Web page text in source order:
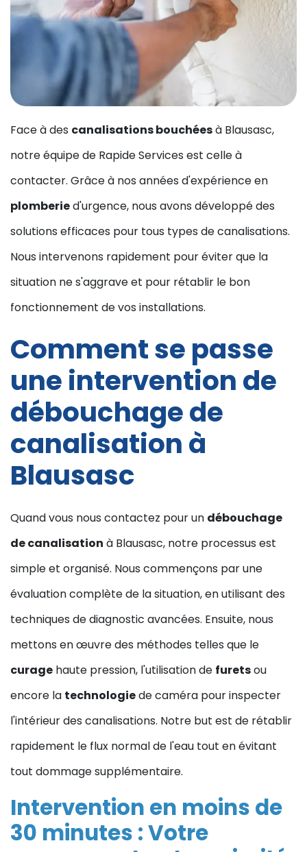
Face à des canalisations bouchéesà Blausasc,
notre équipe de Rapide Services est celle à
contacter. Grâce à nos années d'expérience en
plomberied'urgence, nous avons développé des
solutions efficaces pour tous types de canalisations.
Nous intervenons rapidement pour éviter que la
situation ne s'aggrave et pour rétablir le bon
fonctionnement de vos installations.
Comment se passe
une intervention de
débouchage de
canalisation à
Blausasc
Quand vous nous contactez pour un débouchage
de canalisation à Blausasc, notre processus est
simple et organisé. Nous commençons par une
évaluation complète de la situation, en utilisant des
techniques de diagnostic avancées. Ensuite, nous
mettons en œuvre des méthodes telles que le
curage haute pression, l'utilisation de furetsou
encore la technologiede caméra pour inspecter
l'intérieur des canalisations. Notre but est de rétablir
rapidement le flux normal de l'eau tout en évitant
tout dommage supplémentaire.
Intervention en moins de
30 minutes : Votre